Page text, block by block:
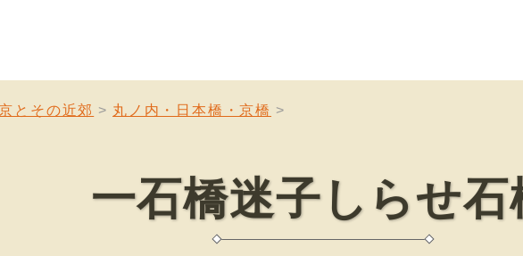
とその近郊 丸ノ内・日本橋・京橋
一石橋迷子しらせ石